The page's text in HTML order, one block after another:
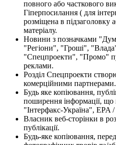
повного або часткового
Гіперпосилання ( для
розміщена в підзаголовку
матеріалу.
Новини з позначками
"Регіони", "Гроші",
"Спецпроекти", "Промо"
реклами.
Розділ Спецпроекти
комерційними партнерами.
Будь яке копіювання,
поширення інформації, що
"Інтерфакс-Україна", EPA
Власник веб-сторінки в
публікації.
Будь-яке копіювання,